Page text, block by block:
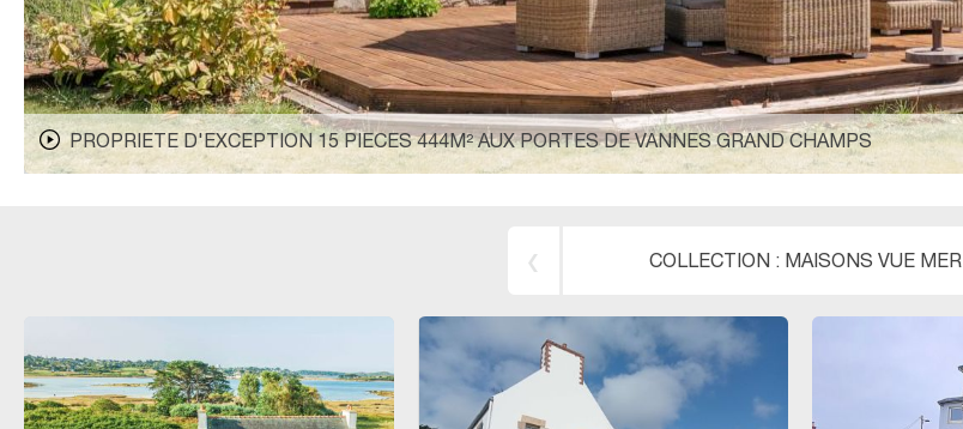
PROPRIETE D'EXCEPTION 15 PIECES 444M² AUX PORTES DE VANNES GRAND CHAMPS
COLLECTION : MAISONS VUE MER